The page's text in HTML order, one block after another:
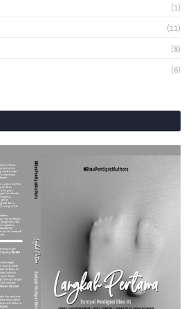
(1)
(11)
(8)
(6)